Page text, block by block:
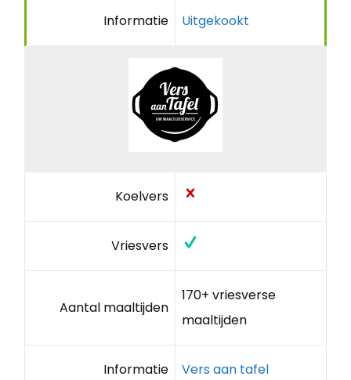
Informatie Uitgekookt
Koelvers
Vriesvers
Aantal maaltijden
170+ vriesverse
maaltijden
Informatie Vers aan tafel